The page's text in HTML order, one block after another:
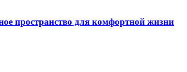
пространство для комфортной жизни